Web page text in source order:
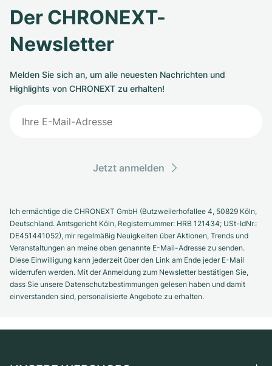
Der CHRONEXT-
Newsletter
Melden Sie sich an, um alle neuesten Nachrichten und
Highlights von CHRONEXT zu erhalten!
Jetzt anmelden
Ich ermächtige die CHRONEXT GmbH (Butzweilerhofallee 4, 50829 Köln,
Deutschland. Amtsgericht Köln, Registernummer: HRB 121434; USt-IdNr.:
DE451441052), mir regelmäßig Neuigkeiten über Aktionen, Trends und
Veranstaltungen an meine oben genannte E-Mail-Adresse zu senden.
Diese Einwilligung kann jederzeit über den Link am Ende jeder E-Mail
widerrufen werden. Mit der Anmeldung zum Newsletter bestätigen Sie,
dass Sie unsere Datenschutzbestimmungen gelesen haben und damit
einverstanden sind, personalisierte Angebote zu erhalten.